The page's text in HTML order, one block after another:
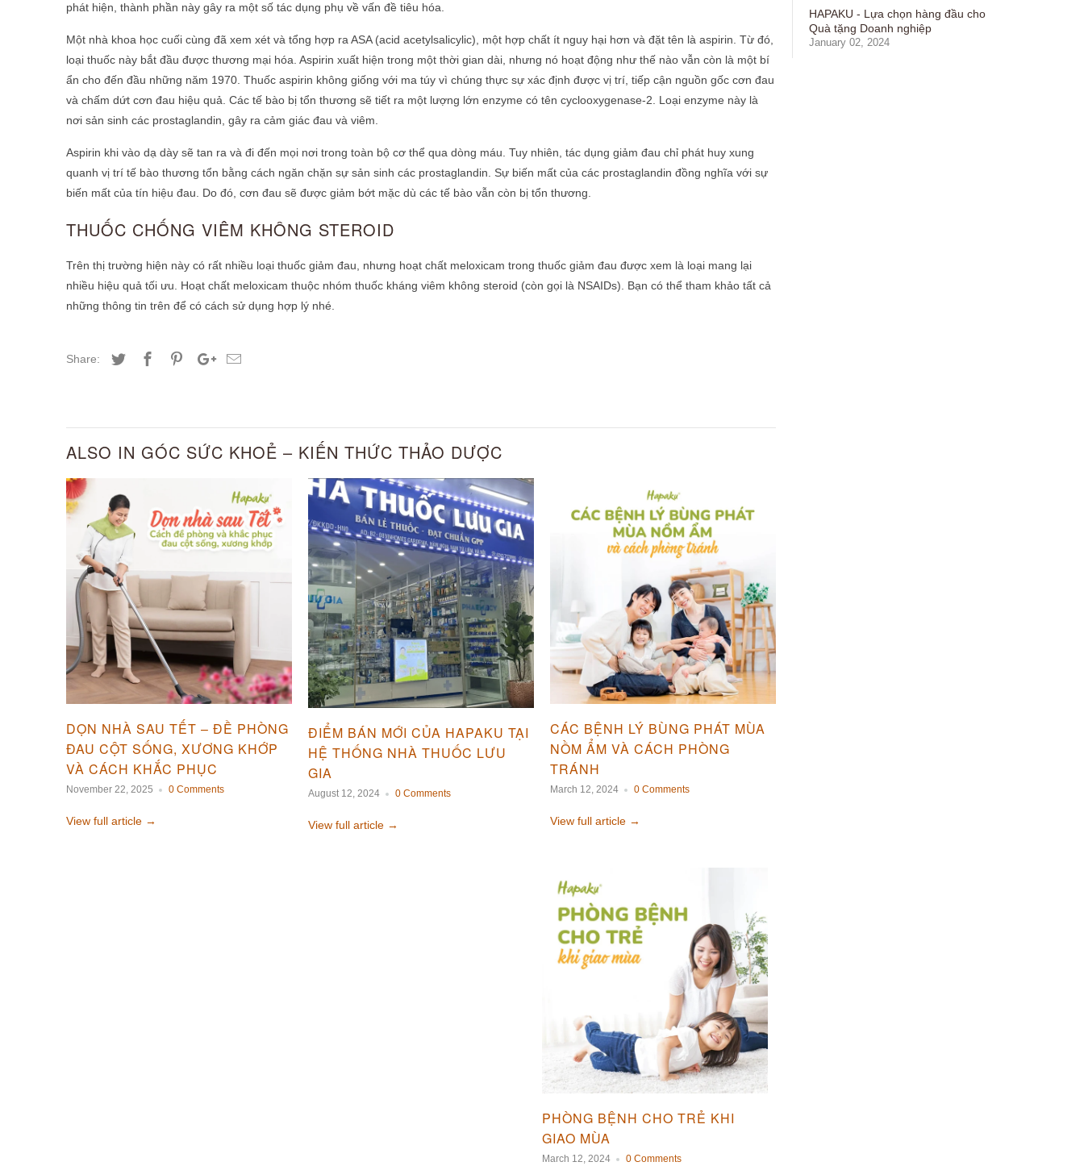
phát hiện, thành phần này gây ra một số tác dụng phụ về vấn đề tiêu hóa.
Một nhà khoa học cuối cùng đã xem xét và tổng hợp ra ASA (acid acetylsalicylic), một hợp chất ít nguy hại hơn và đặt tên là aspirin. Từ đó,
loại thuốc này bắt đầu được thương mại hóa. Aspirin xuất hiện trong một thời gian dài, nhưng nó hoạt động như thế nào vẫn còn là một bí
ẩn cho đến đầu những năm 1970. Thuốc aspirin không giống với ma túy vì chúng thực sự xác định được vị trí, tiếp cận nguồn gốc cơn đau
và chấm dứt cơn đau hiệu quả. Các tế bào bị tổn thương sẽ tiết ra một lượng lớn enzyme có tên cyclooxygenase-2. Loại enzyme này là
nơi sản sinh các prostaglandin, gây ra cảm giác đau và viêm.
Aspirin khi vào dạ dày sẽ tan ra và đi đến mọi nơi trong toàn bộ cơ thể qua dòng máu. Tuy nhiên, tác dụng giảm đau chỉ phát huy xung
quanh vị trí tế bào thương tổn bằng cách ngăn chặn sự sản sinh các prostaglandin. Sự biến mất của các prostaglandin đồng nghĩa với sự
biến mất của tín hiệu đau. Do đó, cơn đau sẽ được giảm bớt mặc dù các tế bào vẫn còn bị tổn thương.
THUỐC CHỐNG VIÊM KHÔNG STEROID
Trên thị trường hiện này có rất nhiều loại thuốc giảm đau, nhưng hoạt chất meloxicam trong thuốc giảm đau được xem là loại mang lại
nhiều hiệu quả tối ưu. Hoạt chất meloxicam thuộc nhóm thuốc kháng viêm không steroid (còn gọi là NSAIDs). Bạn có thể tham khảo tất cả
những thông tin trên để có cách sử dụng hợp lý nhé.
Share:
ALSO IN GÓC SỨC KHOẺ – KIẾN THỨC THẢO DƯỢC
DỌN NHÀ SAU TẾT – ĐỀ PHÒNG
ĐAU CỘT SỐNG, XƯƠNG KHỚP
VÀ CÁCH KHẮC PHỤC
November 22, 2025 0 Comments
View full article →
ĐIỂM BÁN MỚI CỦA HAPAKU TẠI
HỆ THỐNG NHÀ THUỐC LƯU
GIA
August 12, 2024 0 Comments
View full article →
CÁC BỆNH LÝ BÙNG PHÁT MÙA
NỒM ẨM VÀ CÁCH PHÒNG
TRÁNH
March 12, 2024 0 Comments
View full article →
PHÒNG BỆNH CHO TRẺ KHI
GIAO MÙA
March 12, 2024 0 Comments
HAPAKU - Lựa chọn hàng đầu cho
Quà tặng Doanh nghiệp
January 02, 2024